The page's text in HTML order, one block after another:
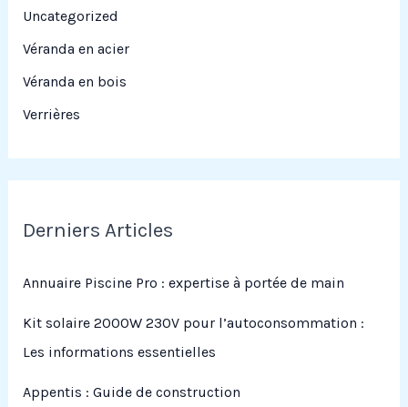
Uncategorized
Véranda en acier
Véranda en bois
Verrières
Derniers Articles
Annuaire Piscine Pro : expertise à portée de main
Kit solaire 2000W 230V pour l’autoconsommation :
Les informations essentielles
Appentis : Guide de construction